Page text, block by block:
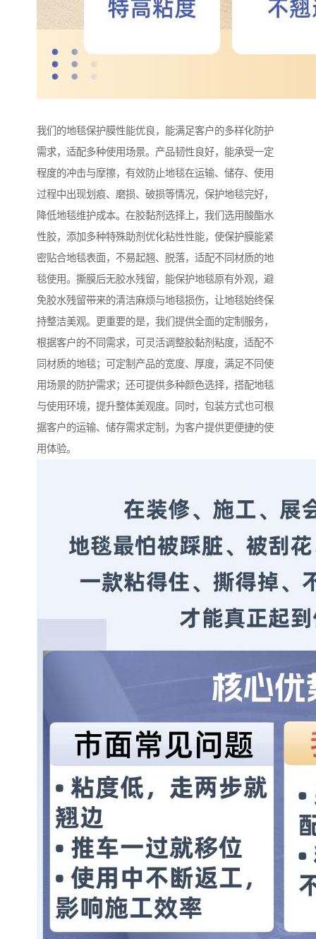
我们的地毯保护膜性能优良，能满足客户的多样化防护
需求，适配多种使用场景。产品韧性良好，能承受一定
程度的冲击与摩擦，有效防止地毯在运输、储存、使用
过程中出现划痕、磨损、破损等情况，保护地毯完好，
降低地毯维护成本。在胶黏剂选择上，我们选用酸酯水
性胶，添加多种特殊助剂优化粘性性能，使保护膜能紧
密贴合地毯表面，不易起翘、脱落，适配不同材质的地
毯使用。撕膜后无胶水残留，能保护地毯原有外观，避
免胶水残留带来的清洁麻烦与地毯损伤，让地毯始终保
持整洁美观。更重要的是，我们提供全面的定制服务，
根据客户的不同需求，可灵活调整胶黏剂粘度，适配不
同材质的地毯；可定制产品的宽度、厚度，满足不同使
用场景的防护需求；还可提供多种颜色选择，搭配地毯
与使用环境，提升整体美观度。同时，包装方式也可根
据客户的运输、储存需求定制，为客户提供更便捷的使
用体验。